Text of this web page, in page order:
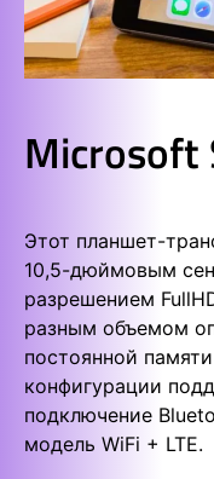
Microsoft
Этот планшет-
10,5-дюймовым
разрешением
разным объемом
постоянной
конфигурации
подключение
модель WiFi + LTE.